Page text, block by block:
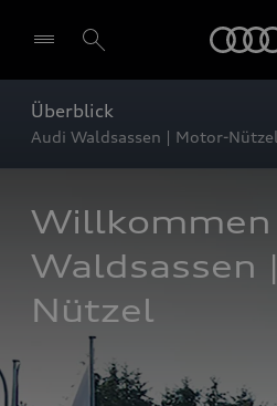
Überblick
Audi Waldsassen | Motor-Nützel
Willkommen
Waldsassen
Nützel